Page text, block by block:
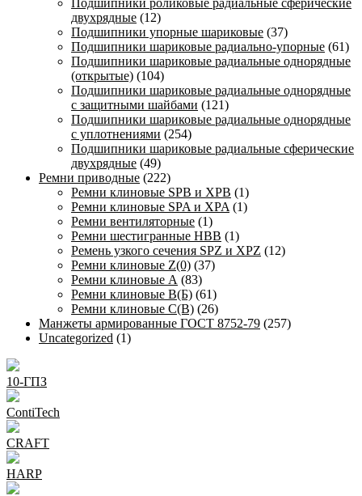
двухрядные (12)
Подшипники упорные шариковые (37)
Подшипники шариковые радиально-упорные (61)
Подшипники шариковые радиальные однорядные
(открытые) (104)
Подшипники шариковые радиальные однорядные
с защитными шайбами (121)
Подшипники шариковые радиальные однорядные
с уплотнениями (254)
Подшипники шариковые радиальные сферические
двухрядные (49)
Ремни приводные (222)
Ремни клиновые SPB и XPB (1)
Ремни клиновые SPA и XPA (1)
Ремни вентиляторные (1)
Ремни шестигранные HBB (1)
Ремень узкого сечения SPZ и XPZ (12)
Ремни клиновые Z(0) (37)
Ремни клиновые А (83)
Ремни клиновые В(Б) (61)
Ремни клиновые С(В) (26)
Манжеты армированные ГОСТ 8752-79 (257)
Uncategorized (1)
10-ГПЗ
ContiTech
CRAFT
HARP